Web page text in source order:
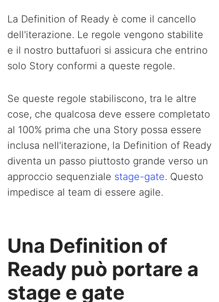
La Definition of Ready è come il cancello
dell'iterazione. Le regole vengono stabilite
e il nostro buttafuori si assicura che entrino
solo Story conformi a queste regole.
Se queste regole stabiliscono, tra le altre
cose, che qualcosa deve essere completato
al 100% prima che una Story possa essere
inclusa nell'iterazione, la Definition of Ready
diventa un passo piuttosto grande verso un
approccio sequenziale stage-gate. Questo
impedisce al team di essere agile.
Una Definition of
Ready può portare a
stage e gate